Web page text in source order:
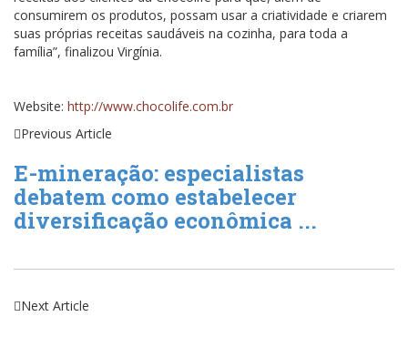
consumirem os produtos, possam usar a criatividade e criarem
suas próprias receitas saudáveis na cozinha, para toda a
família”, finalizou Virgínia.
Website: http://www.chocolife.com.br
Previous Article
E-mineração: especialistas
debatem como estabelecer
diversificação econômica ...
Next Article